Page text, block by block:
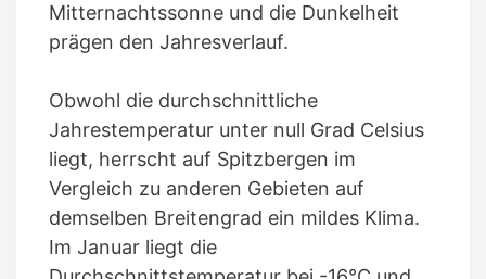
Mitternachtssonne und die Dunkelheit
prägen den Jahresverlauf.
Obwohl die durchschnittliche
Jahrestemperatur unter null Grad Celsius
liegt, herrscht auf Spitzbergen im
Vergleich zu anderen Gebieten auf
demselben Breitengrad ein mildes Klima.
Im Januar liegt die